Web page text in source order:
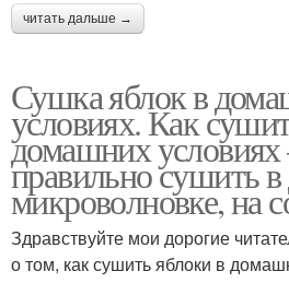
читать дальше →
Сушка яблок в
условиях. Как
домашних
правильно сушить в
микроволновке, на
Здравствуйте мои дорогие
о том, как сушить яблоки в